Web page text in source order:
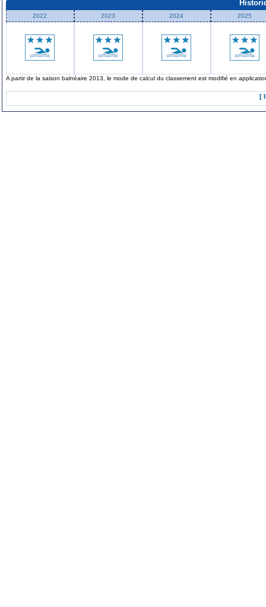
2022 2023 2024 2025
A partir de la saison balnéaire 2013, le mode de calcul du classement est modifié en
[